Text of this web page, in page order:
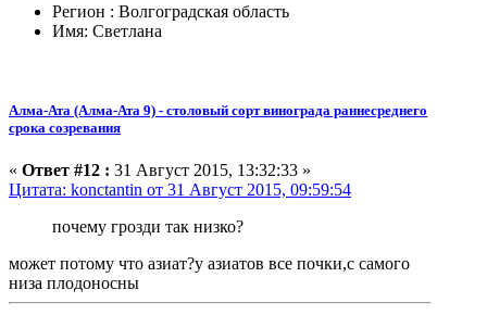
Регион : Волгоградская область
Имя: Светлана
Алма-Ата (Алма-Ата 9) - столовый сорт винограда раннесреднего
срока созревания
« Ответ #12 : 31 Август 2015, 13:32:33 »
Цитата: konctantin от 31 Август 2015, 09:59:54
почему грозди так низко?
может потому что азиат?у азиатов все почки,с самого
низа плодоносны